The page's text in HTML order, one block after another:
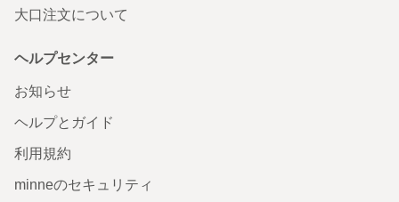
大口注文について
ヘルプセンター
お知らせ
ヘルプとガイド
利用規約
minneのセキュリティ